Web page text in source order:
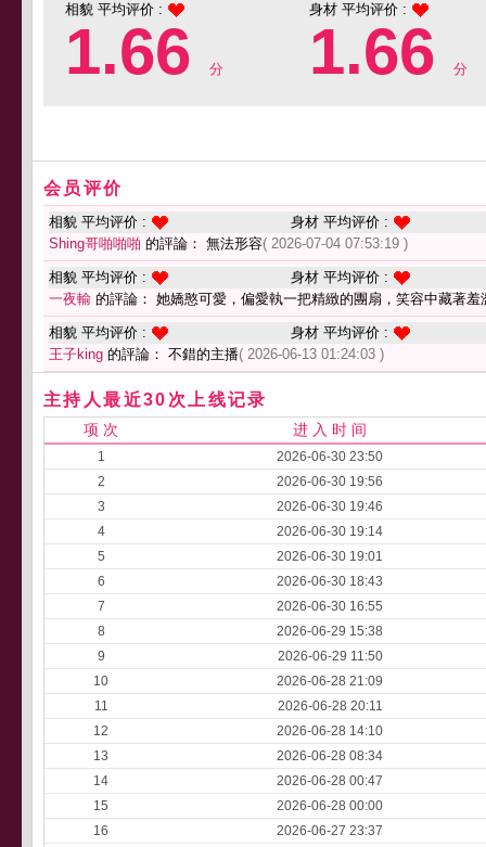
相貌 平均评价 :
1.66 分
身材 平均评价 :
1.66 分
会员评价
相貌 平均评价 :
身材 平均评价 :
Shing哥啪啪啪 的評論： 無法形容( 2026-07-04 07:53:19 )
相貌 平均评价 :
身材 平均评价 :
一夜輸 的評論： 她嬌憨可愛，偏愛執一把精緻的團扇，笑容中藏著羞
相貌 平均评价 :
身材 平均评价 :
王子king 的評論： 不錯的主播( 2026-06-13 01:24:03 )
主持人最近30次上线记录
项 次 进 入 时 间
1
2026-06-30 23:50
2
2026-06-30 19:56
3
2026-06-30 19:46
4
2026-06-30 19:14
5
2026-06-30 19:01
6
2026-06-30 18:43
7
2026-06-30 16:55
8
2026-06-29 15:38
9
2026-06-29 11:50
10
2026-06-28 21:09
11
2026-06-28 20:11
12
2026-06-28 14:10
13
2026-06-28 08:34
14
2026-06-28 00:47
15
2026-06-28 00:00
16
2026-06-27 23:37